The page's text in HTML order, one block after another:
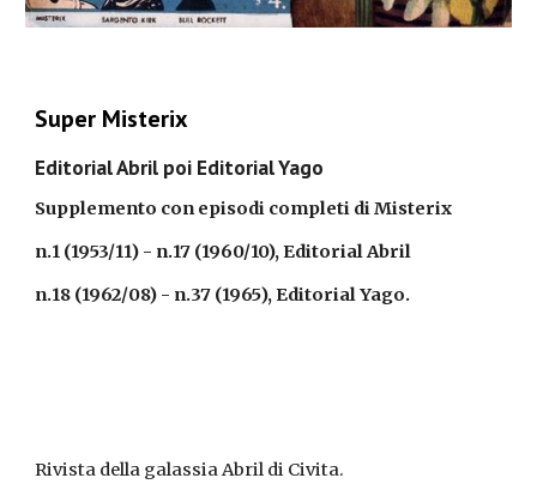
Super Misterix
Editorial Abril poi Editorial Yago
Supplemento con episodi completi di Misterix
n.1 (1953/11) - n.17 (1960/10), Editorial Abril
n.18 (1962/08) - n.37 (1965), Editorial Yago.
Rivista della galassia Abril di Civita.